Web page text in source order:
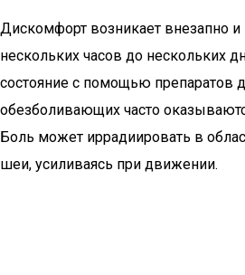
Дискомфорт возникает внезапно
нескольких часов до нескольких
состояние с помощью препаратов
обезболивающих часто
Боль может иррадиировать в
шеи, усиливаясь при движении.